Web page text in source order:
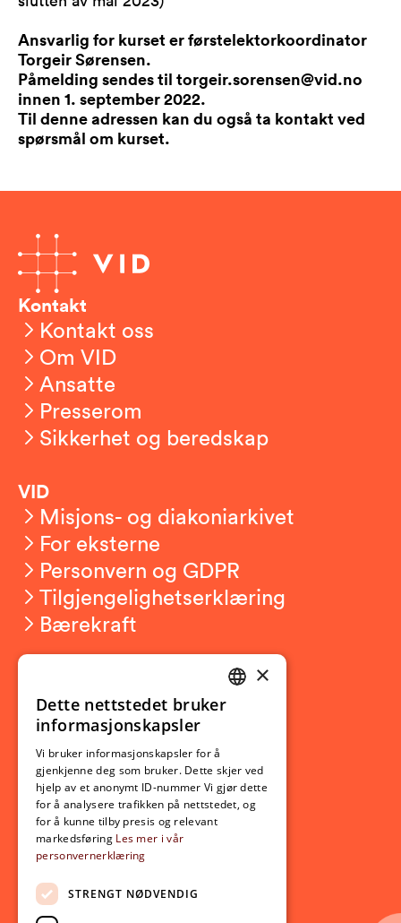
Ansvarlig for kurset er førstelektorkoordinator
Torgeir Sørensen.
Påmelding sendes til torgeir.sorensen@vid.no
innen 1. september 2022.
Til denne adressen kan du også ta kontakt ved
spørsmål om kurset.
Kontakt
Kontakt oss
Om VID
Ansatte
Presserom
Sikkerhet og beredskap
VID
Misjons- og diakoniarkivet
For eksterne
Personvern og GDPR
Tilgjengelighetserklæring
Bærekraft
Ny student
Utveksling
Opptak
Lov- og regelverk
Aktuelt
Nyheter
Arrangementer
Nyhetsbrev
NORWEGIAN
×
Dette nettstedet bruker
informasjonskapsler
Vi bruker informasjonskapsler for å
gjenkjenne deg som bruker. Dette skjer ved
hjelp av et anonymt ID-nummer Vi gjør dette
for å analysere trafikken på nettstedet, og
for å kunne tilby presis og relevant
markedsføring Les mer i vår
personvernerklæring
STRENGT NØDVENDIG